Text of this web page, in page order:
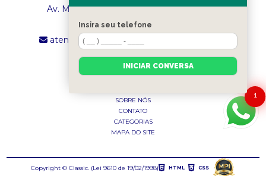
Av. Maria Amália Lopes de Azevedo, 4260
(11) 2241-8434
atendimento.classictexturas@outlook.com
MENU
SOBRE NÓS
CONTATO
CATEGORIAS
MAPA DO SITE
Copyright © Classic. (Lei 9610 de 19/02/1998) HTML CSS
1
Insira seu telefone
INICIAR CONVERSA